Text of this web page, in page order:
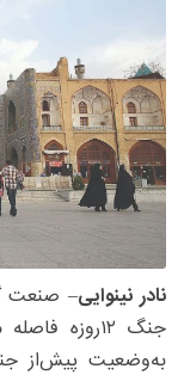
نادر نینوایی– صنعت
جنگ ۱۲روزه
به‌وضعیت پیش‌از